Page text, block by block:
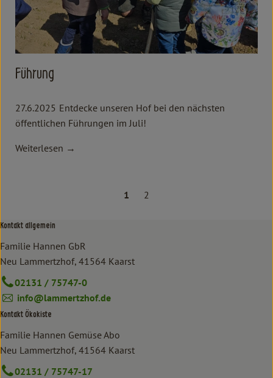
Führung
27.6.2025 Entdecke unseren Hof bei den nächsten
öffentlichen Führungen im Juli!
Weiterlesen →
1 2
Kontakt allgemein
Familie Hannen GbR
Neu Lammertzhof, 41564 Kaarst
02131 / 75747-0
info@lammertzhof.de
Kontakt Ökokiste
Familie Hannen Gemüse Abo
Neu Lammertzhof, 41564 Kaarst
02131 / 75747-17